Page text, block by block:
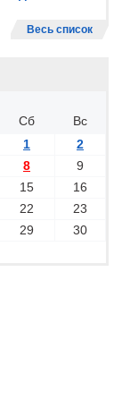
Весь список
Сб
Вс
1
2
8
9
15
16
22
23
29
30